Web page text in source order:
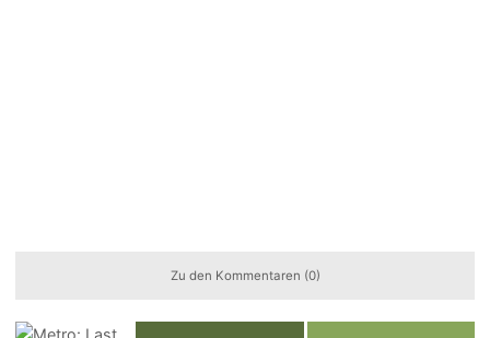
Zu den Kommentaren (0)